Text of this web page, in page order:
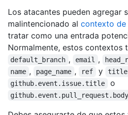
Los atacantes pueden agregar
malintencionado al contexto de
tratar como una entrada
Normalmente, estos contextos
default_branch , email ,
name , page_name , ref y title
github.event.issue.title o
github.event.pull_request.body